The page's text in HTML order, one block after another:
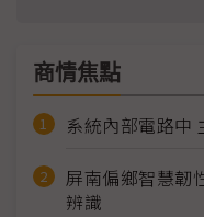
商情焦點
系統內部電路中
屏南偏鄉智慧韌
辨識